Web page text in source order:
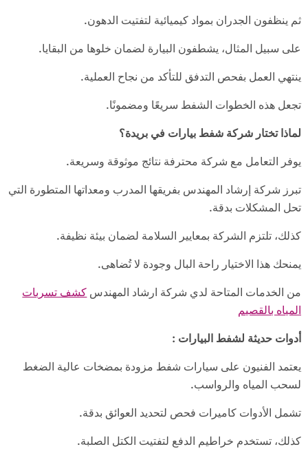
ثم ينظفون الجدران بمواد كيميائية لتفتيت الدهون.
على سبيل المثال، يشطفون البيارة لضمان خلوها من البقايا.
ينتهي العمل بفحص التدفق للتأكد من نجاح العملية.
تجعل هذه الخطوات الشفط سريعًا ومضمونًا.
لماذا تختار شركة شفط بيارات في بريدة؟
يوفر التعامل مع شركة محترفة نتائج موثوقة وسريعة.
تبرز شركة إرشاد المهندس بفريقها المدرب ومعداتها المتطورة التي
تحل المشكلات بدقة.
كذلك، تلتزم الشركة بمعايير السلامة لضمان بيئة نظيفة.
يمنحك هذا الاختيار راحة البال وجودة لا تُضاهى.
من الخدمات المتاحة لدي شركة ارشاد المهندس كشف تسربات
المياه بالقصيم
أدوات حديثة لشفط البيارات :
يعتمد الفنيون على سيارات شفط مزودة بمضخات عالية الضغط
لسحب المياه والرواسب.
تشمل الأدوات كاميرات فحص لتحديد العوائق بدقة.
كذلك، تستخدم خراطيم الدفع لتفتيت الكتل الصلبة.